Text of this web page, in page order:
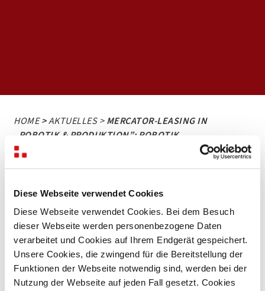
Diese Webseite verwendet Cookies
Diese Webseite verwendet Cookies. Bei dem Besuch
dieser Webseite werden personenbezogene Daten
verarbeitet und Cookies auf Ihrem Endgerät gespeichert.
Unsere Cookies, die zwingend für die Bereitstellung der
Funktionen der Webseite notwendig sind, werden bei der
Nutzung der Webseite auf jeden Fall gesetzt. Cookies
HOME>AKTUELLES >MERCATOR-LEASING IN
„ROBOTIK & PRODUKTION”: ROBOTIK
WIRTSCHAFTLICH EINFÜHREN
Mercator-Leasing in „Robotik &
Produktion”: Robotik
wirtschaftlich einführen